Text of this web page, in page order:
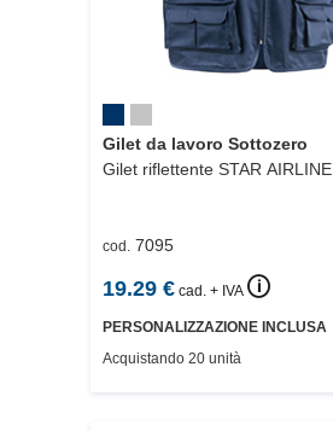
Gilet da lavoro Sottozero
Gilet riflettente STAR AIRLINE
cod. 7095
19.29 € cad. + IVA 🛈
PERSONALIZZAZIONE INCLUSA
Acquistando 20 unità